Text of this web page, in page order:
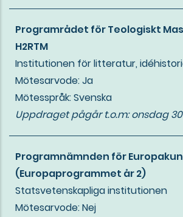
Programrådet för Teologiskt
H2RTM
Institutionen för litteratur,
Mötesarvode: Ja
Mötesspråk: Svenska
Uppdraget pågår t.o.m:onsdag
Programnämnden för
(Europaprogrammet år 2)
Statsvetenskapliga institutionen
Mötesarvode: Nej